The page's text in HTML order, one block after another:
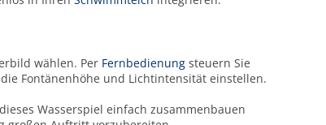
wählen. Per Fernbedienung steuern Sie
Fontänenhöhe und Lichtintensität einstellen.
Wasserspiel einfach zusammenbauen